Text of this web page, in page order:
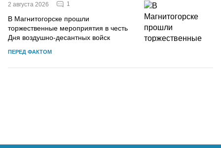
2 августа 2026 1
В Магнитогорске прошли
торжественные мероприятия в честь
Дня воздушно-десантных войск
ПЕРЕД ФАКТОМ